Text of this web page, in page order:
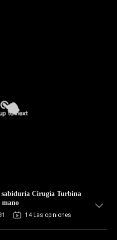
sabiduría Cirugía Turbina
mano
14 Las opiniones